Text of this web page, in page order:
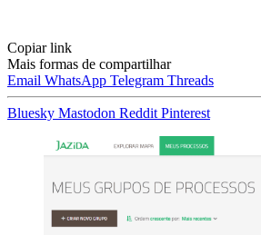
Copiar link
Mais formas de compartilhar
Email WhatsApp Telegram Threads
Bluesky Mastodon Reddit Pinterest